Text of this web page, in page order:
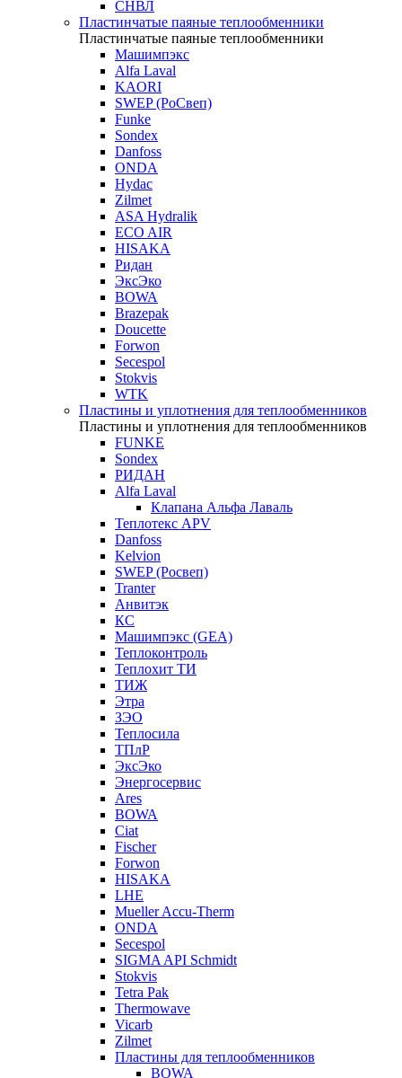
СНВЛ
Пластинчатые паяные теплообменники
Пластинчатые паяные теплообменники
Машимпэкс
Alfa Laval
KAORI
SWEP (РоСвеп)
Funke
Sondex
Danfoss
ONDA
Hydac
Zilmet
ASA Hydralik
ECO AIR
HISAKA
Ридан
ЭксЭко
BOWA
Brazepak
Doucette
Forwon
Secespol
Stokvis
WTK
Пластины и уплотнения для теплообменников
Пластины и уплотнения для теплообменников
FUNKE
Sondex
РИДАН
Alfa Laval
Клапана Альфа Лаваль
Теплотекс APV
Danfoss
Kelvion
SWEP (Росвеп)
Tranter
Анвитэк
КС
Машимпэкс (GEA)
Теплоконтроль
Теплохит ТИ
ТИЖ
Этра
ЗЭО
Теплосила
ТПлР
ЭксЭко
Энергосервис
Ares
BOWA
Ciat
Fischer
Forwon
HISAKA
LHE
Mueller Accu-Therm
ONDA
Secespol
SIGMA API Schmidt
Stokvis
Tetra Pak
Thermowave
Vicarb
Zilmet
Пластины для теплообменников
BOWA